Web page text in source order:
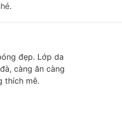
đẹp. Lớp da
càng ăn càng
thích mê.